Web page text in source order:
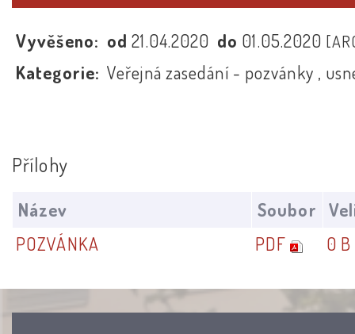
Vyvěšeno: od21.04.2020 do 01.05.2020
Kategorie: Veřejná zasedání - pozvánky ,
Přílohy
Název Soubor
POZVÁNKA
PDF 0 B